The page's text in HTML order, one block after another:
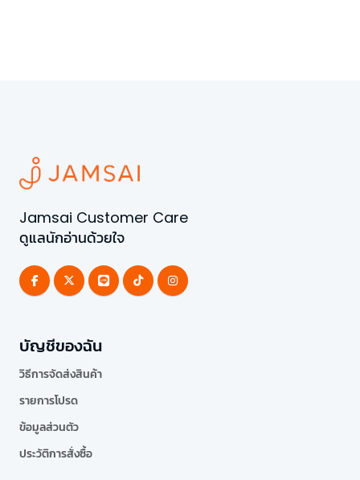
Jamsai Customer Care
ดูแลนักอ่านด้วยใจ
บัญชีของฉัน
วิธีการจัดส่งสินค้า
รายการโปรด
ข้อมูลส่วนตัว
ประวัติการสั่งซื้อ